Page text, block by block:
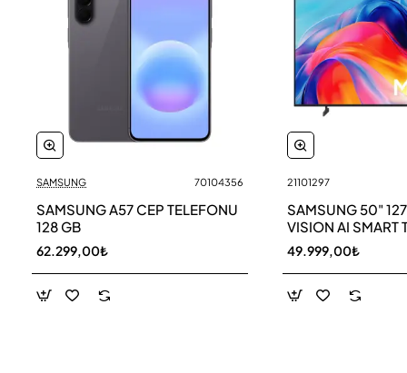
Yeni
SAMSUNG 70104356
SAMSUNG A57 CEP TELEFONU
128 GB
62.299,00₺
21101297
SAMSUNG 50"
VISION AI SMART
UE50M70HAU
49.999,00₺